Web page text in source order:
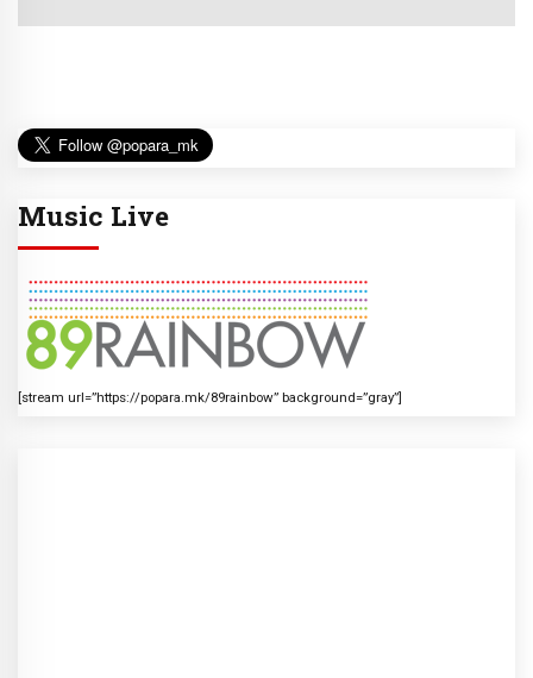
Music Live
[stream url=”https://popara.mk/89rainbow” background=”gray”]